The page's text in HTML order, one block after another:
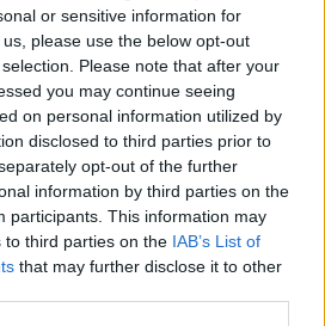
or sensitive information for
please use the below opt-out
Please note that after your
you may continue seeing
on personal information utilized by
disclosed to third parties prior to
opt-out of the further
information by third parties on the
participants. This information may
to third parties on the IAB’s List of
that may further disclose it to other
ιστορικούς
τμήματος.
γήπεδα στην χώρα μας,
αποτελεί την έδρα
και της Εθνικής Ομάδας,
Φάληρο του Πειραιά. Το
τουγνωστού